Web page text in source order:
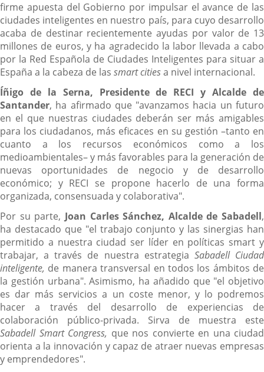
firme apuesta del Gobierno por impulsar el avance de las
ciudades inteligentes en nuestro país, para cuyo desarrollo
acaba de destinar recientemente ayudas por valor de 13
millones de euros, y ha agradecido la labor llevada a cabo
por la Red Española de Ciudades Inteligentes para situar a
España a la cabeza de las smart citiesa nivel internacional.
Íñigo de la Serna, Presidente de RECI y Alcalde de
Santander, ha afirmado que "avanzamos hacia un futuro
en el que nuestras ciudades deberán ser más amigables
para los ciudadanos, más eficaces en su gestión –tanto en
cuanto a los recursos económicos como a los
medioambientales– y más favorables para la generación de
nuevas oportunidades de negocio y de desarrollo
económico; y RECI se propone hacerlo de una forma
organizada, consensuada y colaborativa".
Por su parte, Joan Carles Sánchez, Alcalde de Sabadell,
ha destacado que "el trabajo conjunto y las sinergias han
permitido a nuestra ciudad ser líder en políticas smart y
trabajar, a través de nuestra estrategia Sabadell Ciudad
inteligente, de manera transversal en todos los ámbitos de
la gestión urbana". Asimismo, ha añadido que "el objetivo
es dar más servicios a un coste menor, y lo podremos
hacer a través del desarrollo de experiencias de
colaboración público-privada. Sirva de muestra este
Sabadell Smart Congress, que nos convierte en una ciudad
orienta a la innovación y capaz de atraer nuevas empresas
y emprendedores".